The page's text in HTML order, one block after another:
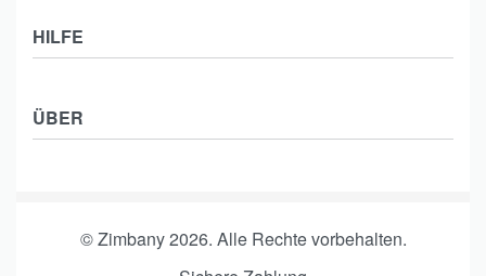
Collections
Männer
Kids
HILFE
Zahlung & Versand
Widerrufsbelehrung
Affiliate Nutzungsbedingungen
ÜBER
Affiliate Login
© Zimbany 2026. Alle Rechte vorbehalten.